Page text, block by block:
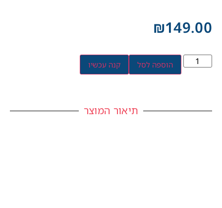
₪149.00
הוספה לסל קנה עכשיו
תיאור המוצר